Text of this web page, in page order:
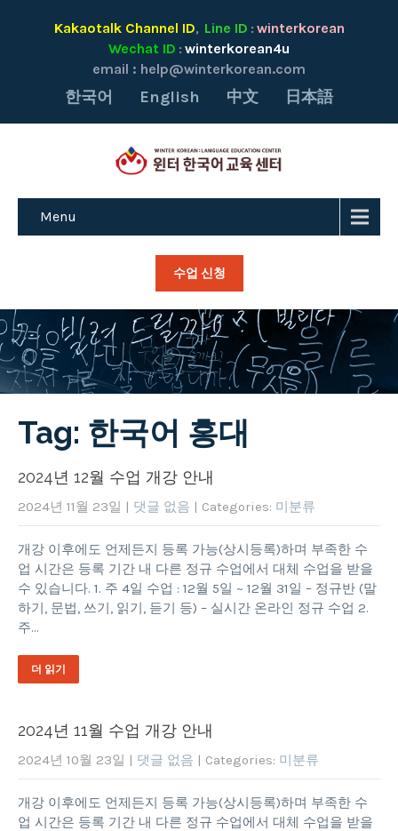
Kakaotalk Channel ID, Line ID : winterkorean
Wechat ID : winterkorean4u
email : help@winterkorean.com
한국어 English 中文 日本語
Menu
수업 신청
Tag: 한국어 홍대
2024년 12월 수업 개강 안내
2024년 11월 23일 | 댓글 없음 | Categories: 미분류
개강 이후에도 언제든지 등록 가능(상시등록)하며 부족한 수
업 시간은 등록 기간 내 다른 정규 수업에서 대체 수업을 받을
수 있습니다. 1. 주 4일 수업 : 12월 5일 ~ 12월 31일 – 정규반 (말
하기, 문법, 쓰기, 읽기, 듣기 등) – 실시간 온라인 정규 수업 2.
주…
더 읽기
2024년 11월 수업 개강 안내
2024년 10월 23일 | 댓글 없음 | Categories: 미분류
개강 이후에도 언제든지 등록 가능(상시등록)하며 부족한 수
업 시간은 등록 기간 내 다른 정규 수업에서 대체 수업을 받을